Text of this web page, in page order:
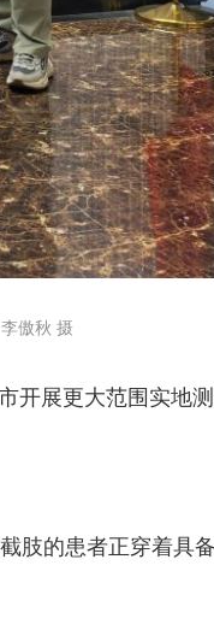
傲秋 摄
展更大范围实地测
的患者正穿着具